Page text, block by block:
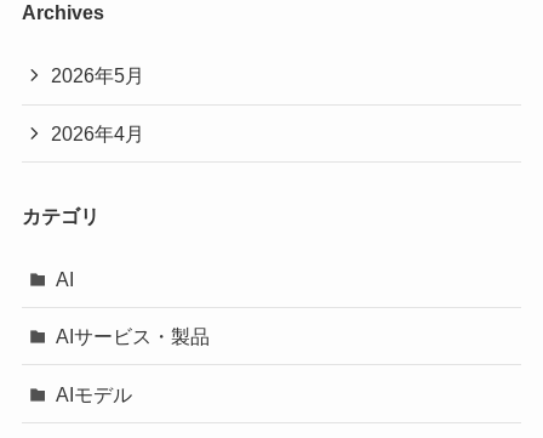
Archives
2026年5月
2026年4月
カテゴリ
AI
AIサービス・製品
AIモデル